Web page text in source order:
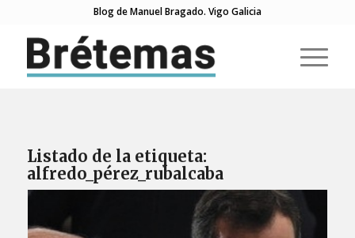
Blog de Manuel Bragado. Vigo Galicia
Listado de la etiqueta:
alfredo_pérez_rubalcaba